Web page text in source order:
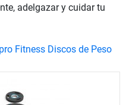
adelgazar y cuidar tu
Fitness Discos de Peso